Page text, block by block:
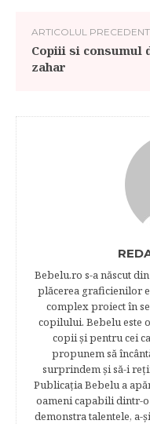
ARTICOLUL PRECEDENT
Copiii si consumul
zahar
Bebelu.ro s-a născut
plăcerea graficienilor
complex proiect în
copilului. Bebelu este
copii şi pentru cei
propunem să
surprindem şi să-i
Publicația Bebelu a
oameni capabili dintr-
demonstra talentele,